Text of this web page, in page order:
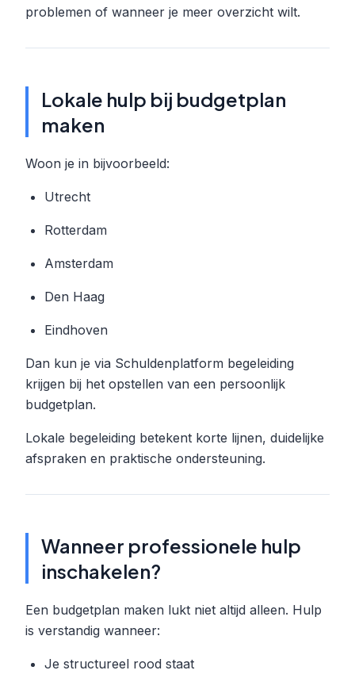
problemen of wanneer je meer overzicht wilt.
Lokale hulp bij budgetplan
maken
Woon je in bijvoorbeeld:
Utrecht
Rotterdam
Amsterdam
Den Haag
Eindhoven
Dan kun je via Schuldenplatform begeleiding
krijgen bij het opstellen van een persoonlijk
budgetplan.
Lokale begeleiding betekent korte lijnen, duidelijke
afspraken en praktische ondersteuning.
Wanneer professionele hulp
inschakelen?
Een budgetplan maken lukt niet altijd alleen. Hulp
is verstandig wanneer:
Je structureel rood staat